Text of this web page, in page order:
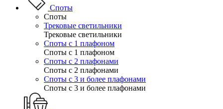
Споты
Споты
Трековые светильники
Трековые светильники
Споты с 1 плафоном
Споты с 1 плафоном
Споты с 2 плафонами
Споты с 2 плафонами
Споты с 3 и более плафонами
Споты с 3 и более плафонами